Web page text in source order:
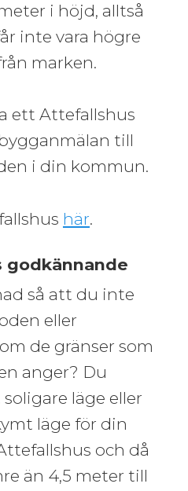
i höjd, alltså
inte vara högre
marken.
ett Attefallshus
till
i din kommun.
här.
godkännande
så att du inte
eller
de gränser som
anger? Du
läge eller
läge för din
och då
än 4,5 meter till